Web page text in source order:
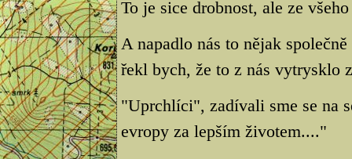
To je sice drobnost, ale ze
A napadlo nás to nějak
řekl bych, že to z nás vytrysklo
"Uprchlíci", zadívali sme se na
evropy za lepším životem...."